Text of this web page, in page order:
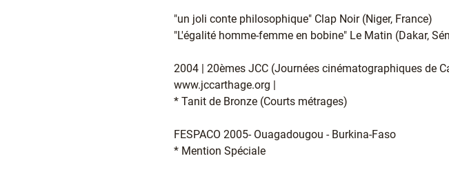
"un joli conte philosophique" Clap Noir (Niger, France)
"L'égalité homme-femme en bobine" Le Matin (Dakar,
2004 | 20èmes JCC (Journées cinématographiques de
www.jccarthage.org |
* Tanit de Bronze (Courts métrages)
FESPACO 2005- Ouagadougou - Burkina-Faso
* Mention Spéciale